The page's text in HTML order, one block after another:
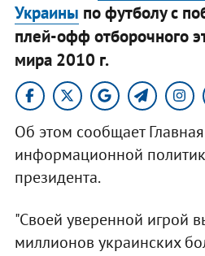
Украины по футболу с
плей-офф отборочного
мира 2010 г.
Об этом сообщает
информационной
президента.
"Своей уверенной игрой
миллионов украинских